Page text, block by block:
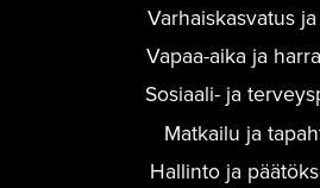
Varhaiskasvatus
Vapaa-aika ja
Sosiaali- ja
Matkailu ja
Hallinto ja